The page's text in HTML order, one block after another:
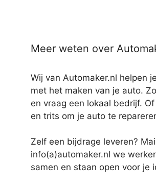
Meer weten over
Wij van Automaker.nl helpen
met het maken van je auto.
en vraag een lokaal bedrijf.
en trits om je auto te
Zelf een bijdrage leveren?
info(a)automaker.nl we
samen en staan open voor je